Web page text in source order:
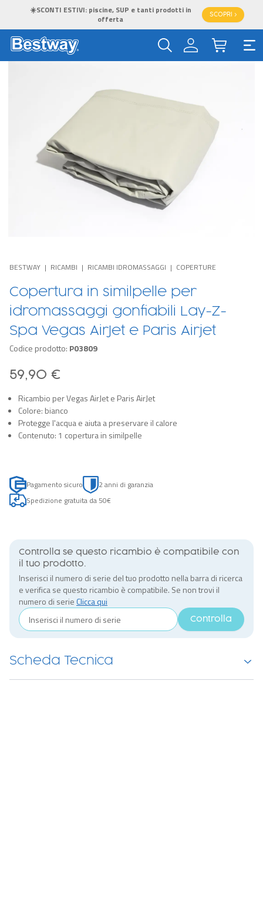
☀️SCONTI ESTIVI: piscine, SUP e tanti prodotti in
offerta
SCOPRI >
BESTWAY RICAMBI RICAMBI IDROMASSAGGI COPERTURE
Copertura in similpelle per
idromassaggi gonfiabili Lay-Z-
Spa Vegas AirJet e Paris Airjet
Codice prodotto: P03809
59,90 €
Ricambio per Vegas AirJet e Paris AirJet
Colore: bianco
Protegge l'acqua e aiuta a preservare il calore
Contenuto: 1 copertura in similpelle
Pagamento sicuro
2 anni di garanzia
Spedizione gratuita da 50€
Controlla se questo ricambio è compatibile con
il tuo prodotto.
Inserisci il numero di serie del tuo prodotto nella barra di ricerca
e verifica se questo ricambio è compatibile. Se non trovi il
numero di serie Clicca qui
Controlla
Scheda Tecnica